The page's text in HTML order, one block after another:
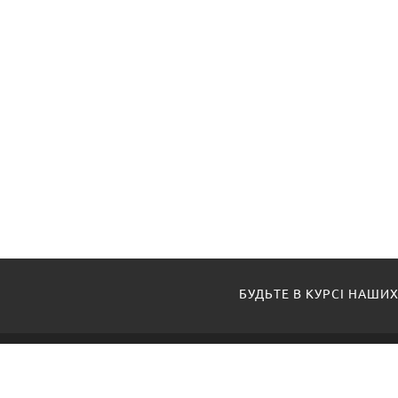
БУДЬТЕ В КУРСІ